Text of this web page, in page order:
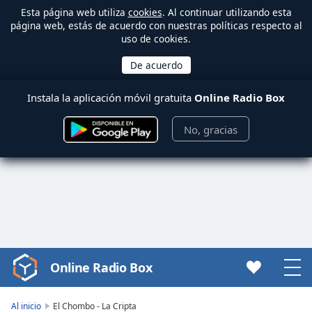
Esta página web utiliza cookies. Al continuar utilizando esta
página web, estás de acuerdo con nuestras políticas respecto al
uso de cookies.
Instala la aplicación móvil gratuita Online Radio Box
No, gracias
Video
Player
Online Radio Box
Al inicio El Chombo - La Cripta